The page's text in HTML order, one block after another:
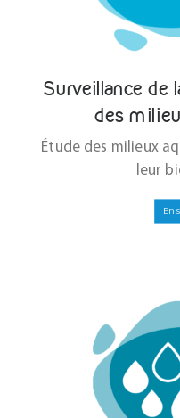
Surveillance de
des
Étude des milieux
leur
En